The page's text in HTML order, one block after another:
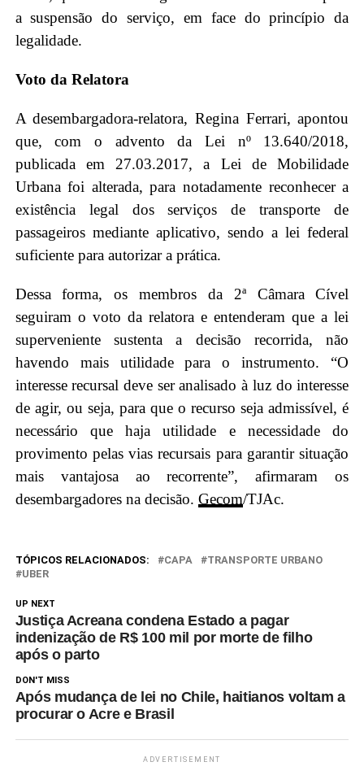
a suspensão do serviço, em face do princípio da
legalidade.
Voto da Relatora
A desembargadora-relatora, Regina Ferrari, apontou
que, com o advento da Lei nº 13.640/2018,
publicada em 27.03.2017, a Lei de Mobilidade
Urbana foi alterada, para notadamente reconhecer a
existência legal dos serviços de transporte de
passageiros mediante aplicativo, sendo a lei federal
suficiente para autorizar a prática.
Dessa forma, os membros da 2ª Câmara Cível
seguiram o voto da relatora e entenderam que a lei
superveniente sustenta a decisão recorrida, não
havendo mais utilidade para o instrumento. “O
interesse recursal deve ser analisado à luz do interesse
de agir, ou seja, para que o recurso seja admissível, é
necessário que haja utilidade e necessidade do
provimento pelas vias recursais para garantir situação
mais vantajosa ao recorrente”, afirmaram os
desembargadores na decisão. Gecom/TJAc.
TÓPICOS RELACIONADOS: CAPA
TRANSPORTE URBANO
UBER
UP NEXT
Justiça Acreana condena Estado a pagar
indenização de R$ 100 mil por morte de filho
após o parto
DON'T MISS
Após mudança de lei no Chile, haitianos voltam a
procurar o Acre e Brasil
ADVERTISEMENT